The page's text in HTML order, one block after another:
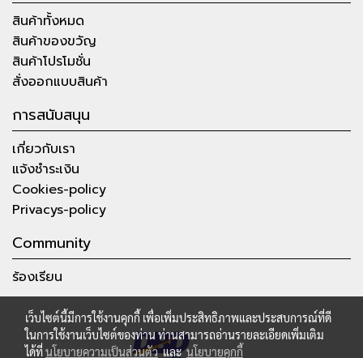
สินค้าทั้งหมด
สินค้าของขวัญ
สินค้าโปรโมชั่น
สั่งออกแบบสินค้า
การสนับสนุน
เกี่ยวกับเรา
แจ้งชำระเงิน
Cookies-policy
Privacys-policy
Community
ร้องเรียน
เว็บไซต์นี้มีการใช้งานคุกกี้ เพื่อเพิ่มประสิทธิภาพและประสบการณ์ที่ดี
ในการใช้งานเว็บไซต์ของท่าน ท่านสามารถอ่านรายละเอียดเพิ่มเติม
ได้ที่นโยบายความเป็นส่วนตัวและนโยบายคุกกี้